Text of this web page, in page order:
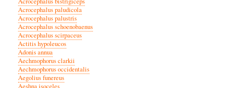
Acrocephalus paludicola
Acrocephalus palustris
Acrocephalus schoenobaenus
Acrocephalus scirpaceus
Actitis hypoleucos
Adonis annua
Aechmophorus clarkii
Aechmophorus occidentalis
Aegolius funereus